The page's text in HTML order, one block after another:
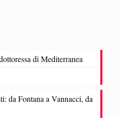
di Mediterranea
da Fontana a Vannacci, da